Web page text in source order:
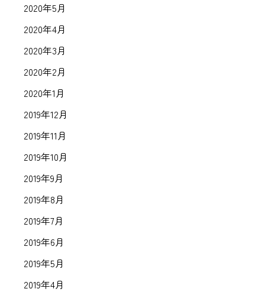
2020年5月
2020年4月
2020年3月
2020年2月
2020年1月
2019年12月
2019年11月
2019年10月
2019年9月
2019年8月
2019年7月
2019年6月
2019年5月
2019年4月